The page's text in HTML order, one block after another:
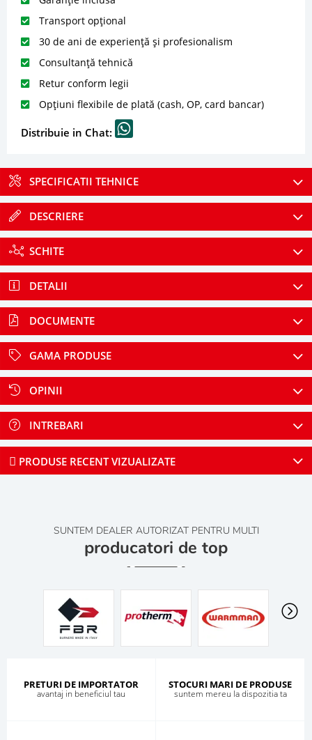
Transport opțional
30 de ani de experiență și profesionalism
Consultanță tehnică
Retur conform legii
Opțiuni flexibile de plată (cash, OP, card bancar)
Distribuie in Chat:
SPECIFICATII TEHNICE
DESCRIERE
SCHITE
DETALII
DOCUMENTE
GAMA PRODUSE
OPINII
INTREBARI
PRODUSE RECENT VIZUALIZATE
SUNTEM DEALER AUTORIZAT PENTRU MULTI
producatori de top
PRETURI DE IMPORTATOR
avantaj in beneficiul tau
STOCURI MARI DE PRODUSE
suntem mereu la dispozitia ta